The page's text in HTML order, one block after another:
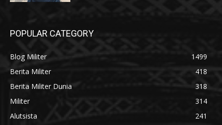
POPULAR CATEGORY
Blog Militer
1499
Berita Militer
418
Berita Militer Dunia
318
Militer
314
Alutsista
241